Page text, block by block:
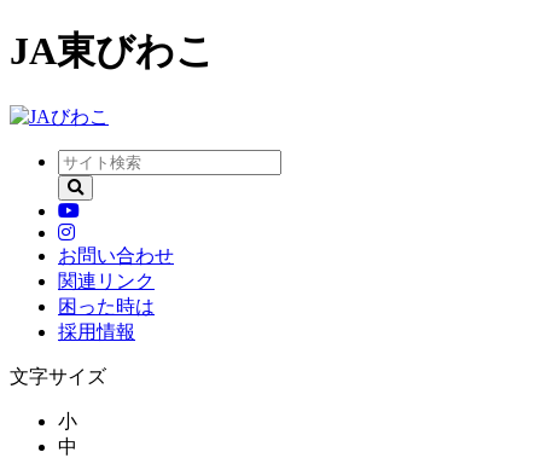
JA東びわこ
お問い合わせ
関連リンク
困った時は
採用情報
文字サイズ
小
中